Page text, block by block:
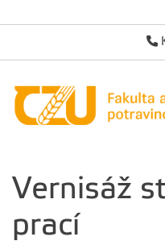
Vernisáž
prací